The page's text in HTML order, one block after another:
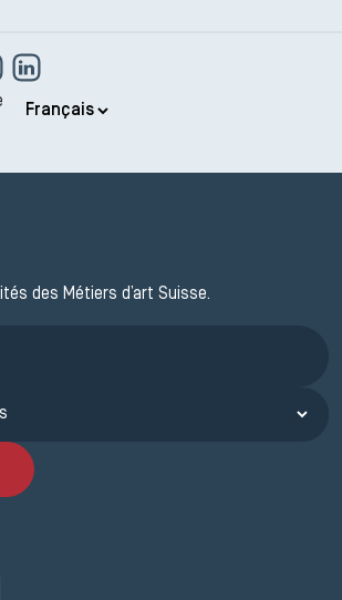
des Métiers d’art Suisse.